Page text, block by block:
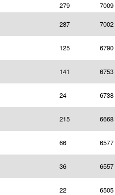
279
7009
287 7002
125 6790
141 6753
24 6738
215 6668
66 6577
36 6557
22 6505